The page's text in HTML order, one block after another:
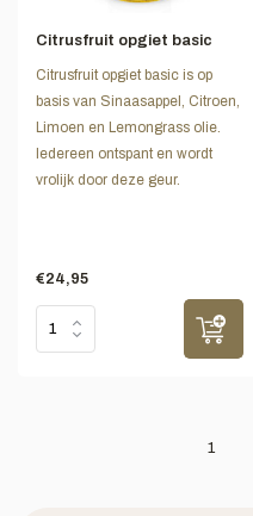
Citrusfruit opgiet basic
Citrusfruit opgiet basic is op
basis van Sinaasappel, Citroen,
Limoen en Lemongrass olie.
Iedereen ontspant en wordt
vrolijk door deze geur.
€24,95
1